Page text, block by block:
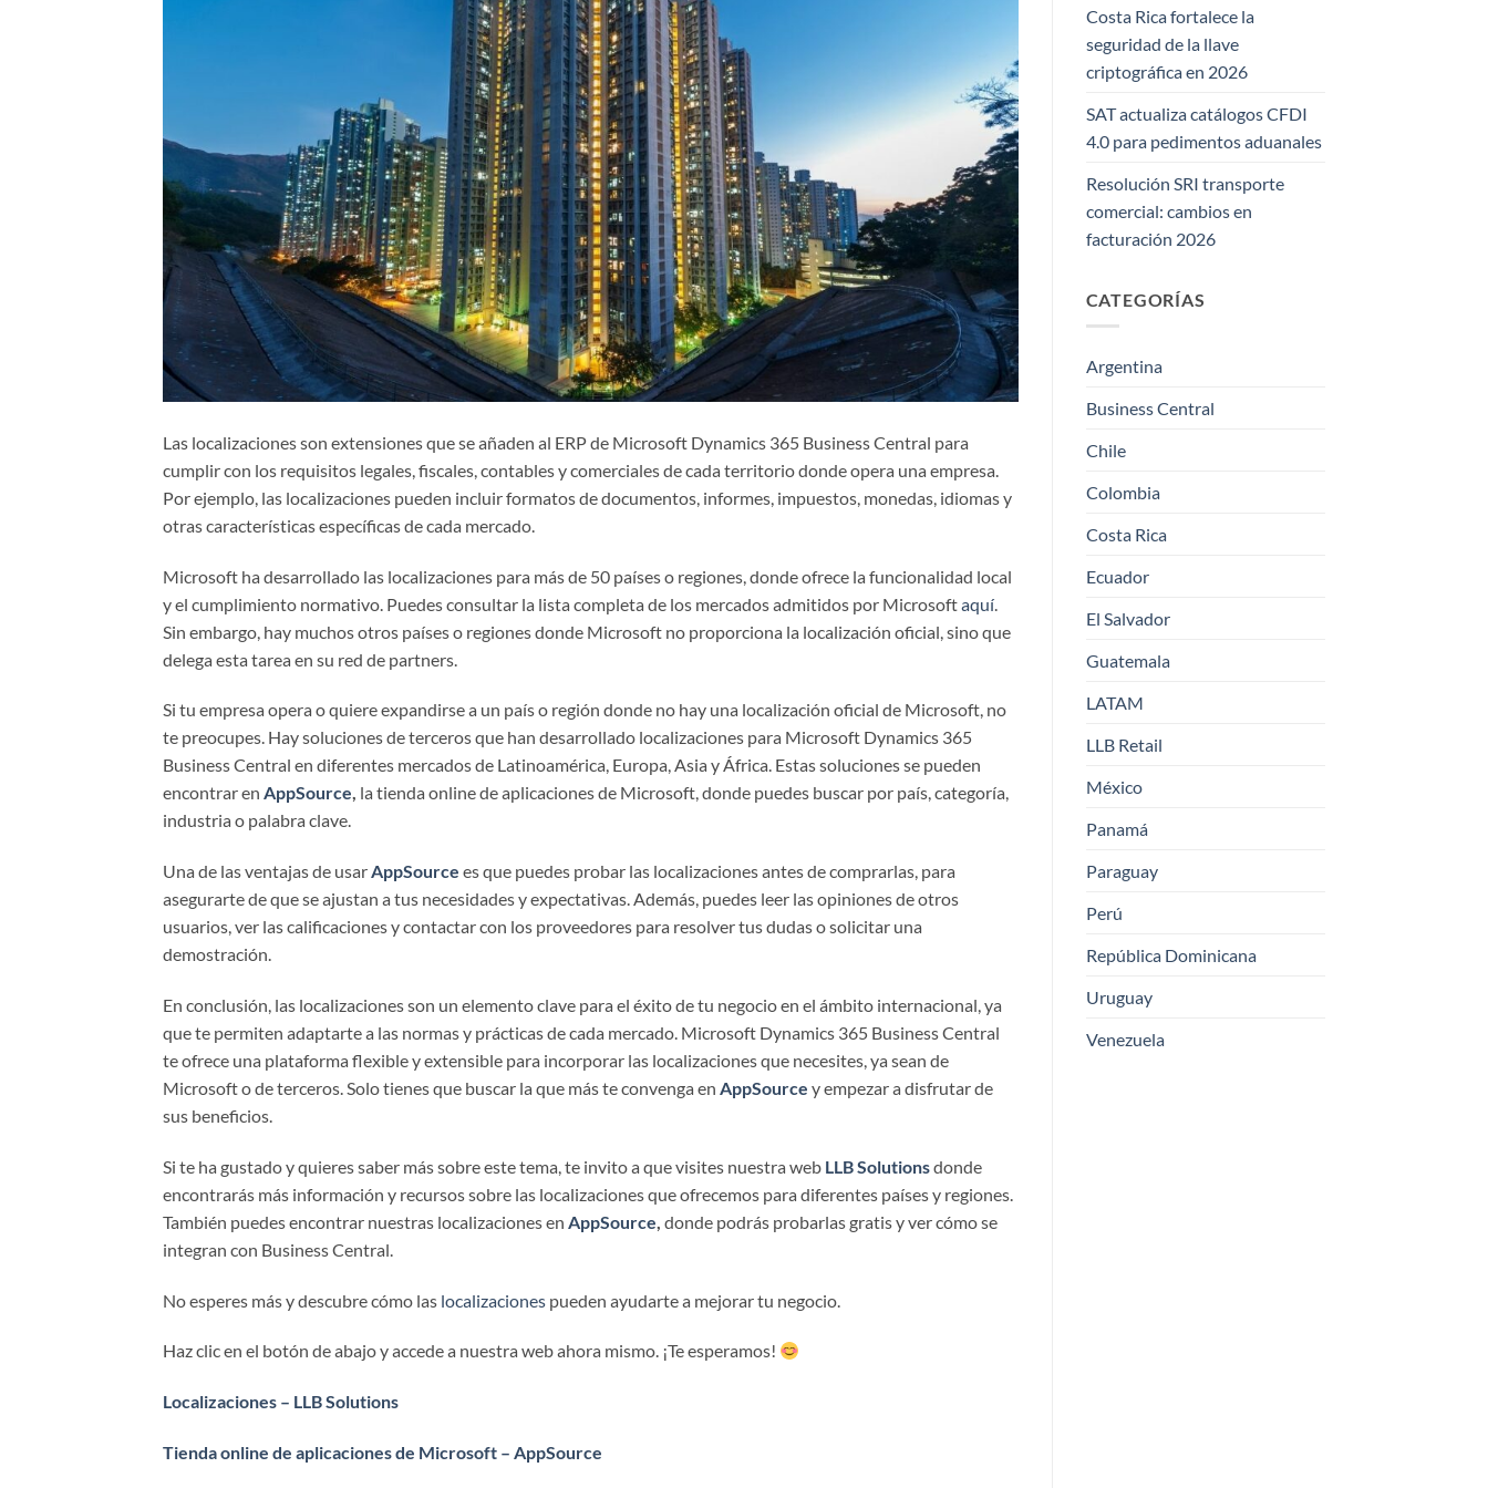
Las localizaciones son extensiones que se añaden al ERP de Microsoft Dynamics 365 Business Central para
cumplir con los requisitos legales, fiscales, contables y comerciales de cada territorio donde opera una empresa.
Por ejemplo, las localizaciones pueden incluir formatos de documentos, informes, impuestos, monedas, idiomas y
otras características específicas de cada mercado.
Microsoft ha desarrollado las localizaciones para más de 50 países o regiones, donde ofrece la funcionalidad local
y el cumplimiento normativo. Puedes consultar la lista completa de los mercados admitidos por Microsoftaquí
Sin embargo, hay muchos otros países o regiones donde Microsoft no proporciona la localización oficial, sino que
delega esta tarea en su red de partners.
Si tu empresa opera o quiere expandirse a un país o región donde no hay una localización oficial de Microsoft, no
te preocupes. Hay soluciones de terceros que han desarrollado localizaciones para Microsoft Dynamics 365
Business Central en diferentes mercados de Latinoamérica, Europa, Asia y África. Estas soluciones se pueden
encontrar en AppSource, la tienda online de aplicaciones de Microsoft, donde puedes buscar por país, categoría,
industria o palabra clave.
Una de las ventajas de usarAppSource es que puedes probar las localizaciones antes de comprarlas, para
asegurarte de que se ajustan a tus necesidades y expectativas. Además, puedes leer las opiniones de otros
usuarios, ver las calificaciones y contactar con los proveedores para resolver tus dudas o solicitar una
demostración.
En conclusión, las localizaciones son un elemento clave para el éxito de tu negocio en el ámbito internacional, ya
que te permiten adaptarte a las normas y prácticas de cada mercado. Microsoft Dynamics 365 Business Central
te ofrece una plataforma flexible y extensible para incorporar las localizaciones que necesites, ya sean de
Microsoft o de terceros. Solo tienes que buscar la que más te convenga en AppSource y empezar a disfrutar de
sus beneficios.
Si te ha gustado y quieres saber más sobre este tema, te invito a que visites nuestra web LLB Solutionsdonde
encontrarás más información y recursos sobre las localizaciones que ofrecemos para diferentes países y regiones.
También puedes encontrar nuestras localizaciones en AppSource, donde podrás probarlas gratis y ver cómo se
integran con Business Central.
No esperes más y descubre cómo las localizaciones pueden ayudarte a mejorar tu negocio.
Haz clic en el botón de abajo y accede a nuestra web ahora mismo. ¡Te esperamos!
Localizaciones – LLB Solutions
Tienda online de aplicaciones de Microsoft – AppSource
Costa Rica fortalece la
seguridad de la llave
criptográfica en 2026
SAT actualiza catálogos CFDI
4.0 para pedimentos aduanales
Resolución SRI transporte
comercial: cambios en
facturación 2026
CATEGORÍAS
Argentina
Business Central
Chile
Colombia
Costa Rica
Ecuador
El Salvador
Guatemala
LATAM
LLB Retail
México
Panamá
Paraguay
Perú
República Dominicana
Uruguay
Venezuela